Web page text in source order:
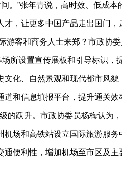
。”张年青说，高时效、低成
，让更多中国产品走出国门，
客和商务人士来郑？市政协
所设置宣传展板和引导标识
化、自然景观和现代都市风
和信息填报平台，提升通关效
跃升。市政协委员杨梅认为
场和高铁站设立国际旅游服
便利性，增加机场至市区及